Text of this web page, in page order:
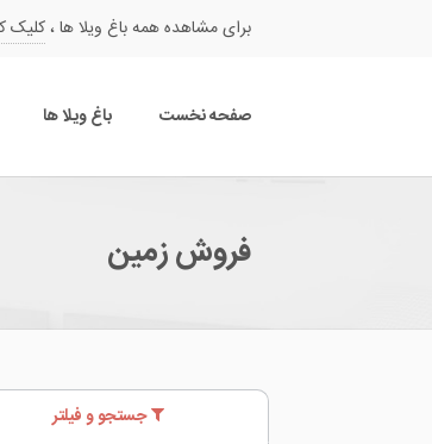
برای مشاهده همه باغ ویلا ها ،کلیک
صفحه نخست باغ ویلا ها
فروش زمین
جستجو و فیلتر